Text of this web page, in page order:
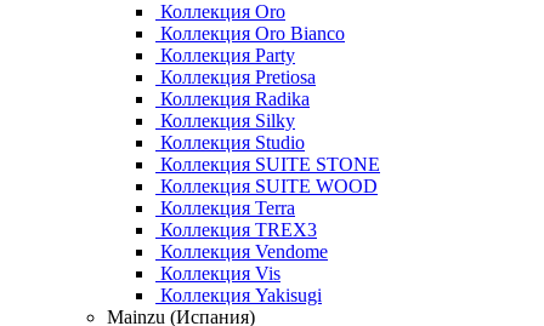
Коллекция Oro
Коллекция Oro Bianco
Коллекция Party
Коллекция Pretiosa
Коллекция Radika
Коллекция Silky
Коллекция Studio
Коллекция SUITE STONE
Коллекция SUITE WOOD
Коллекция Terra
Коллекция TREX3
Коллекция Vendome
Коллекция Vis
Коллекция Yakisugi
Mainzu (Испания)